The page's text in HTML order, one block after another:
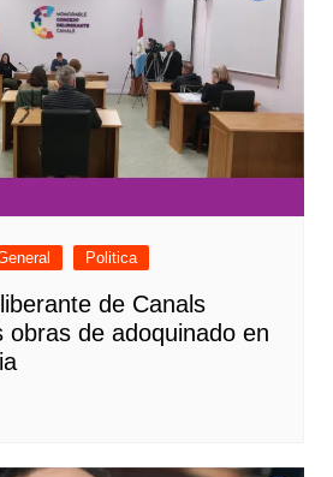
Politica
de Canals
obras de adoquinado en